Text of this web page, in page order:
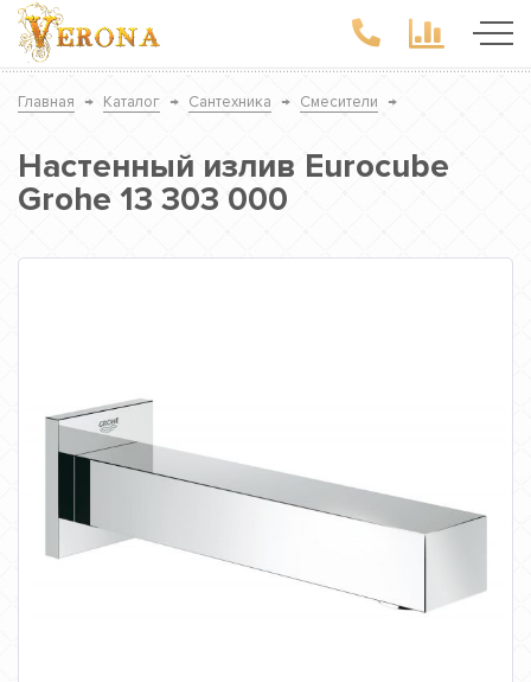
Главная → Каталог → Сантехника → Смесители →
Настенный излив Eurocube
Grohe 13 303 000